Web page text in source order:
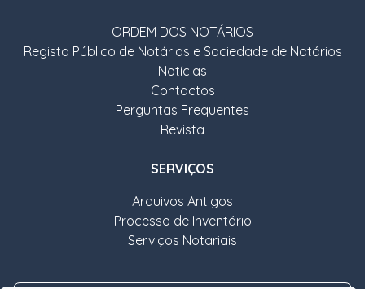
ORDEM DOS NOTÁRIOS
Registo Público de Notários e Sociedade de Notários
Notícias
Contactos
Perguntas Frequentes
Revista
SERVIÇOS
Arquivos Antigos
Processo de Inventário
Serviços Notariais